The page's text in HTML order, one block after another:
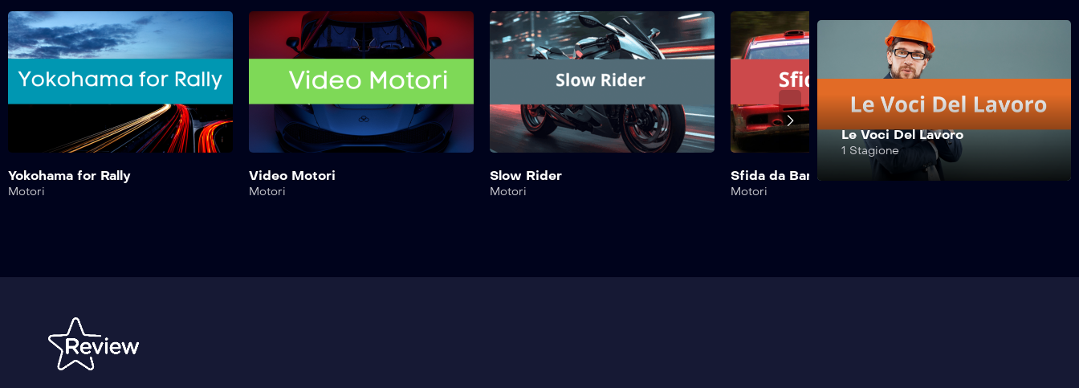
Yokohama for Rally
Motori
Video Motori
Motori
Slow Rider
Motori
Sfida da Bar
Motori
Safe Drive
Le Voci Del Lavoro
1 Stagione